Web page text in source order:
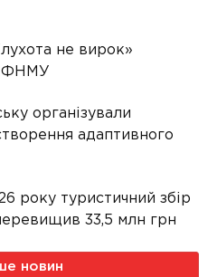
не вирок»
ІФНМУ
організували
адаптивного
року туристичний збір
33,5 млн грн
новин